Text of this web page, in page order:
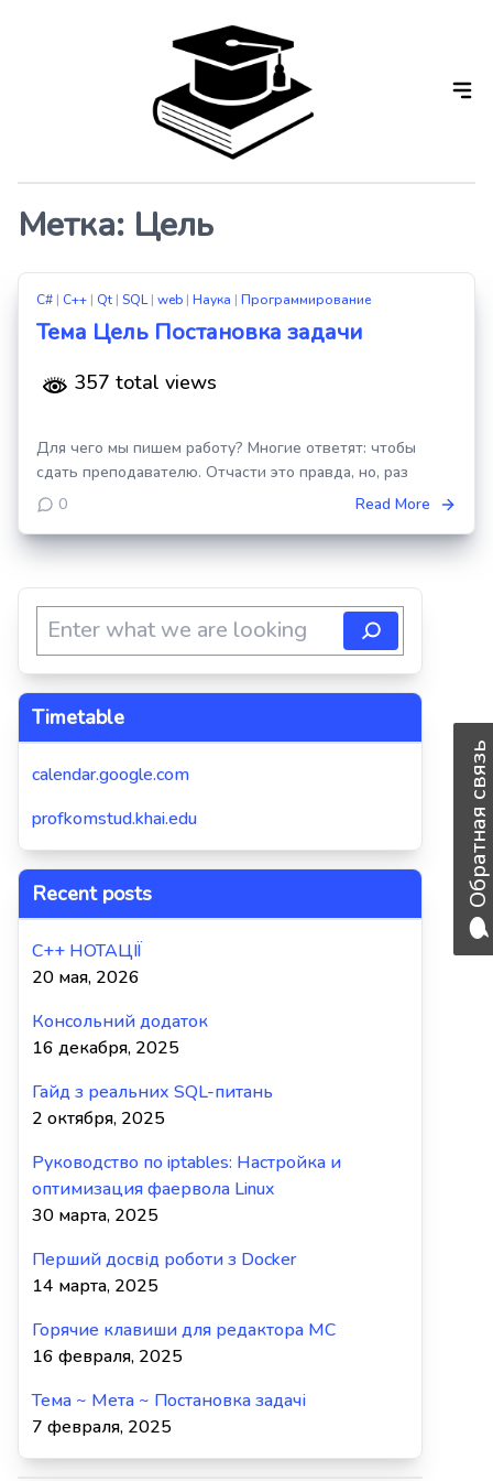
Метка: Цель
C# | C++ | Qt | SQL| web | Наука | Программирование
Тема Цель Постановка задачи
357 total views
Для чего мы пишем работу? Многие ответят: чтобы
сдать преподавателю. Отчасти это правда, но, раз
0
Read More
Timetable
calendar.google.com
profkomstud.khai.edu
Recent posts
C++ НОТАЦІЇ
20 мая, 2026
Консольний додаток
16 декабря, 2025
Гайд з реальних SQL-питань
2 октября, 2025
Руководство по iptables: Настройка и
оптимизация фаервола Linux
30 марта, 2025
Перший досвід роботи з Docker
14 марта, 2025
Горячие клавиши для редактора MC
16 февраля, 2025
Тема ~ Мета ~ Постановка задачі
7 февраля, 2025
Обратная связь